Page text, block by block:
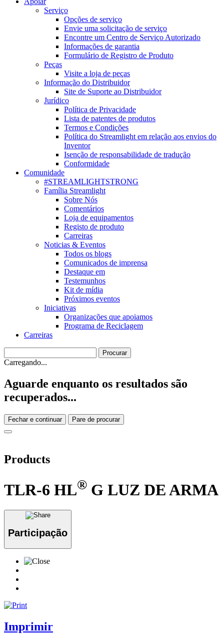
Serviço
Opções de serviço
Envie uma solicitação de serviço
Encontre um Centro de Serviço Autorizado
Informações de garantia
Formulário de Registro de Produto
Peças
Visite a loja de peças
Informação do Distribuidor
Site de Suporte ao Distribuidor
Jurídico
Política de Privacidade
Lista de patentes de produtos
Termos e Condições
Política do Streamlight em relação aos envios do
Inventor
Isenção de responsabilidade de tradução
Conformidade
Comunidade
#STREAMLIGHTSTRONG
Família Streamlight
Sobre Nós
Comentários
Loja de equipamentos
Registo de produto
Carreiras
Noticias & Eventos
Todos os blogs
Comunicados de imprensa
Destaque em
Testemunhos
Kit de mídia
Próximos eventos
Iniciativas
Organizações que apoiamos
Programa de Reciclagem
Carreiras
Carregando...
Aguarde enquanto os resultados são
recuperados...
Fechar e continuar Pare de procurar
Products
TLR-6 HL® G LUZ DE ARMA
Participação
Imprimir